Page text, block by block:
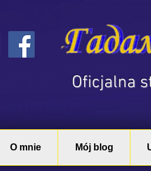
​Oficjalna
O mnie Mój blog